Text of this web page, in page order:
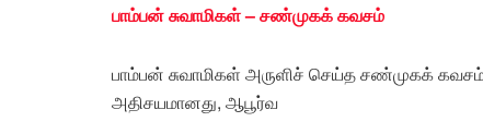
பாம்பன் சுவாமிகள் – சண்முகக் கவசம்
பாம்பன் சுவாமிகள் அருளிச் செய்த சண்முகக்
அதிசயமானது, ஆபூர்வ